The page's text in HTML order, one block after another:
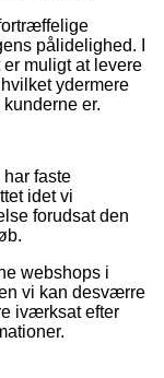
pålidelighed. I
muligt at levere
ydermere
er.
faste
idet vi
forudsat den
webshops i
vi kan desværre
iværksat efter